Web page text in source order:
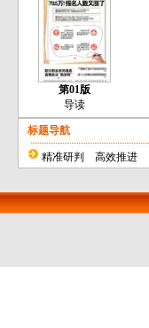
第01版
导读
标题导航
精准研判 高效推进